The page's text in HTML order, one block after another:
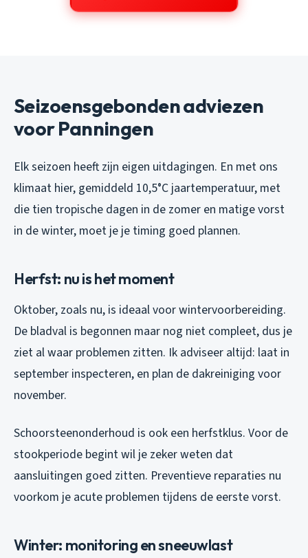
Seizoensgebonden adviezen
voor Panningen
Elk seizoen heeft zijn eigen uitdagingen. En met ons
klimaat hier, gemiddeld 10,5°C jaartemperatuur, met
die tien tropische dagen in de zomer en matige vorst
in de winter, moet je je timing goed plannen.
Herfst: nu is het moment
Oktober, zoals nu, is ideaal voor wintervoorbereiding.
De bladval is begonnen maar nog niet compleet, dus je
ziet al waar problemen zitten. Ik adviseer altijd: laat in
september inspecteren, en plan de dakreiniging voor
november.
Schoorsteenonderhoud is ook een herfstklus. Voor de
stookperiode begint wil je zeker weten dat
aansluitingen goed zitten. Preventieve reparaties nu
voorkom je acute problemen tijdens de eerste vorst.
Winter: monitoring en sneeuwlast